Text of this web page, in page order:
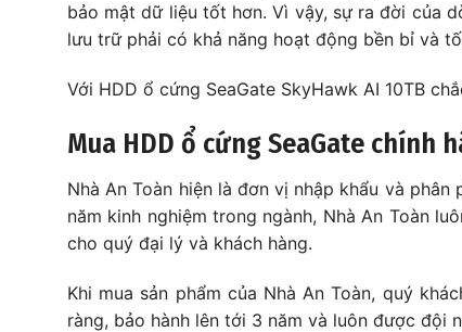
bảo mật dữ liệu tốt hơn. Vì vậy, sự ra đời của
lưu trữ phải có khả năng hoạt động bền bỉ và
Với HDD ổ cứng SeaGate SkyHawk AI 10TB
Mua HDD ổ cứng SeaGate chính
Nhà An Toàn hiện là đơn vị nhập khẩu và
năm kinh nghiệm trong ngành, Nhà An Toàn
cho quý đại lý và khách hàng.
Khi mua sản phẩm của Nhà An Toàn, quý
ràng, bảo hành lên tới 3 năm và luôn được